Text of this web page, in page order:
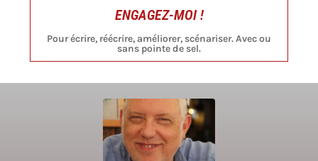
ENGAGEZ-MOI !
Pour écrire, réécrire, améliorer, scénariser. Avec ou
sans pointe de sel.